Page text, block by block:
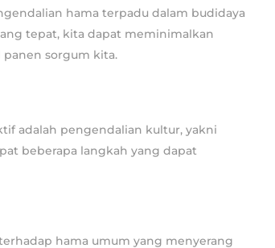
hama terpadu dalam budidaya
tepat, kita dapat meminimalkan
sorgum kita.
adalah pengendalian kultur, yakni
beberapa langkah yang dapat
hama umum yang menyerang